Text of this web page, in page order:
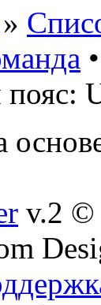
»
•
v.2 ©